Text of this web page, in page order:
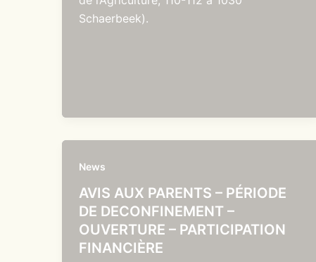
Schaerbeek).
News
AVIS AUX PARENTS – PÉRIODE
DE DECONFINEMENT –
OUVERTURE – PARTICIPATION
FINANCIÈRE